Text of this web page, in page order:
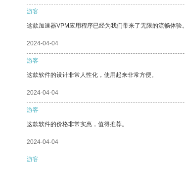
游客
这款加速器VPM应用程序已经为我们带来了无限的流畅体验。
2024-04-04
游客
这款软件的设计非常人性化，使用起来非常方便。
2024-04-04
游客
这款软件的价格非常实惠，值得推荐。
2024-04-04
游客